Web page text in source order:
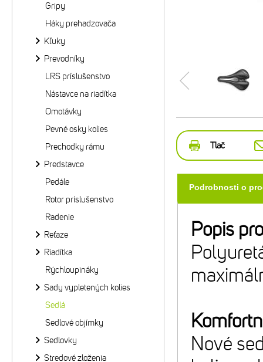
Tlač
Podrobnosti o
Popis
Nové
Gripy
Háky prehadzovača
Kľuky
Prevodníky
LRS príslušenstvo
Nástavce na riadítka
Omotávky
Pevné osky kolies
Prechodky rámu
Predstavce
Pedále
Rotor príslušenstvo
Radenie
Reťaze
Riadítka
Rýchloupináky
Sady vypletených kolies
Sedlá
Sedlové objímky
Sedlovky
Stredové zloženia